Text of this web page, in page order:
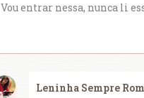
Vou entrar nessa, nunca li
Leninha Sempre